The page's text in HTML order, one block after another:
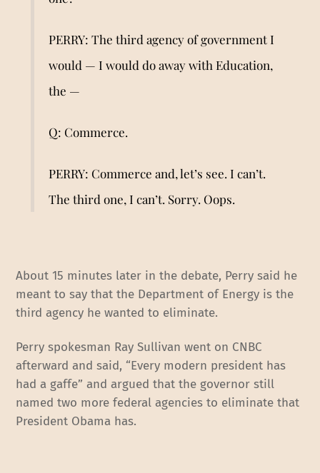
PERRY: The third agency of government I
would — I would do away with Education,
the —
Q: Commerce.
PERRY: Commerce and, let’s see. I can’t.
The third one, I can’t. Sorry. Oops.
About 15 minutes later in the debate, Perry said he
meant to say that the Department of Energy is the
third agency he wanted to eliminate.
Perry spokesman Ray Sullivan went on CNBC
afterward and said, “Every modern president has
had a gaffe” and argued that the governor still
named two more federal agencies to eliminate that
President Obama has.